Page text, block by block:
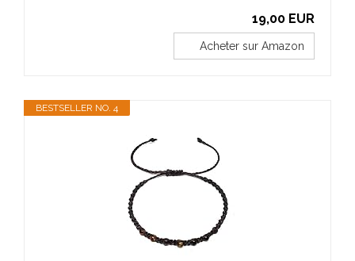
19,00 EUR
Acheter sur Amazon
BESTSELLER NO. 4